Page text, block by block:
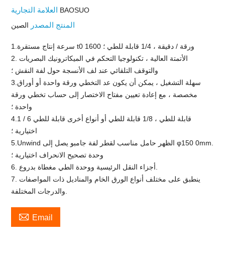
BAOSUO
المنتج المصدر الصين
1.سرعة إنتاج مستقرة t0 1600 ورقة / دقيقة ، 1/4 قابلة للطي ؛
2. الأتمتة العالية ، تكنولوجيا التحكم في الميكاترونيك البصريات
والتوقف التلقائي عند لف الأنسجة حول لفة النقش ؛
3.سهلة التشغيل ، يمكن أن يكون عد التخطي ورقة واحدة أو أوراق
مخصصة ، مع إعادة تعيين مفتاح الاختصار إلى حساب تخطي ورقة
واحدة ؛
4.1 / 6 قابلة للطي ، 1/8 قابلة للطي أو أنواع أخرى قابلة للطي
اختيارية ؛
5.Unwind الظهر حامل مناسب لقطر لفة جامبو يصل إلى φ150 0mm.
وحدة تصحيح الانحراف اختيارية ؛
7. ينطبق على مختلف أنواع الورق الخام والمناديل ذات المواصفات
 Email